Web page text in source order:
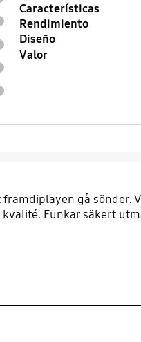
Características
Rendimiento
Diseño
Valor
gå sönder.
Funkar säkert